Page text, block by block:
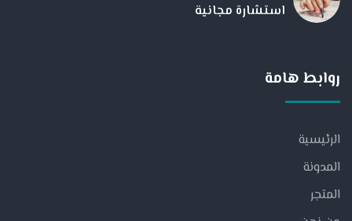
استشارة مجانية
روابط هامة
الرئيسية
المدونة
المتجر